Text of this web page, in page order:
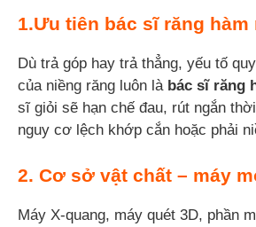
1.Ưu tiên bác sĩ răng hàm
Dù trả góp hay trả thẳng, yếu tố
của niềng răng luôn là bác sĩ răng
sĩ giỏi sẽ hạn chế đau, rút ngắn
nguy cơ lệch khớp cắn hoặc phải
2. Cơ sở vật chất – máy
Máy X-quang, máy quét 3D, phần